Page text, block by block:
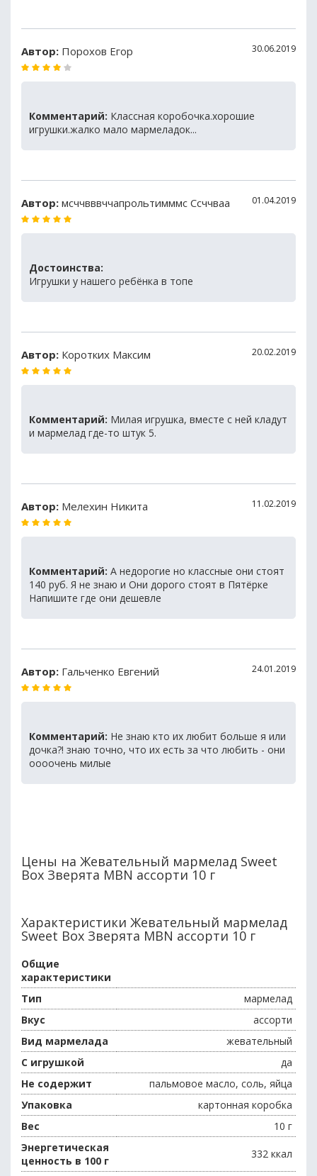
Автор: Порохов Егор 30.06.2019
Комментарий: Классная коробочка.хорошие
игрушки.жалко мало мармеладок...
Автор: мсччвввччапрольтимммс Ссччваа 01.04.2019
Достоинства:
Игрушки у нашего ребёнка в топе
Автор: Коротких Максим 20.02.2019
Комментарий: Милая игрушка, вместе с ней кладут
и мармелад где-то штук 5.
Автор: Мелехин Никита 11.02.2019
Комментарий: А недорогие но классные они стоят
140 руб. Я не знаю и Они дорого стоят в Пятёрке
Напишите где они дешевле
Автор: Гальченко Евгений 24.01.2019
Комментарий: Не знаю кто их любит больше я или
дочка?! знаю точно, что их есть за что любить - они
оооочень милые
Цены на Жевательный мармелад Sweet
Box Зверята MBN ассорти 10 г
Характеристики Жевательный мармелад
Sweet Box Зверята MBN ассорти 10 г
Общие
характеристики
Тип
мармелад
Вкус
ассорти
Вид мармелада
жевательный
С игрушкой
да
Не содержит
пальмовое масло, соль, яйца
Упаковка
картонная коробка
Вес
10 г
Энергетическая
ценность в 100 г
332 ккал